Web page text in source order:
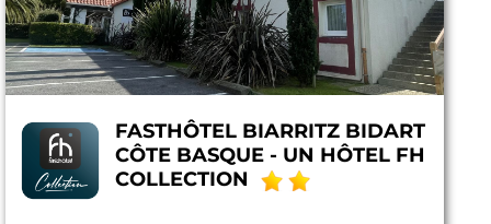
FASTHÔTEL BIARRITZ BIDART
CÔTE BASQUE - UN HÔTEL FH
COLLECTION